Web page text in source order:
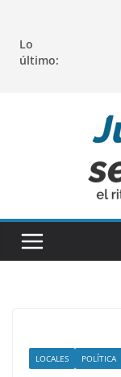
contenido
Lo
último:
LOCALES POLÍTICA